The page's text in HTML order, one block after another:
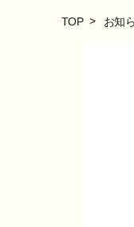
TOP お知